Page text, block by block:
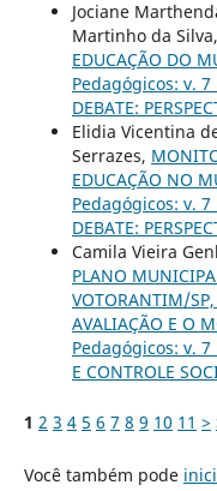
Jociane
Martinho da
EDUCAÇÃO DO
Pedagógicos: v. 7
DEBATE:
Elidia Vicentina
Serrazes,
EDUCAÇÃO NO
Pedagógicos: v. 7
DEBATE:
Camila Vieira
PLANO
VOTORANTIM/
AVALIAÇÃO E O
Pedagógicos: v. 7
E CONTROLE
1 2 3 4 5 6 7 8 9 10 11 >
Você também pode